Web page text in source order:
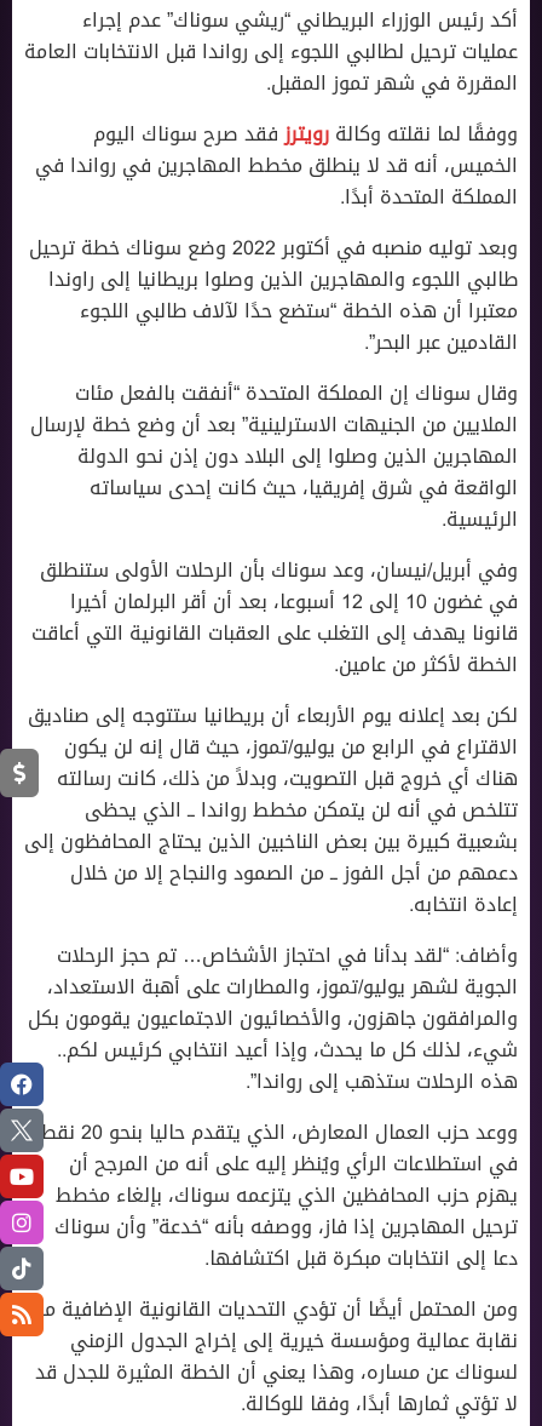
أكد رئيس الوزراء البريطاني “ريشي سوناك” عدم إجراء
عمليات ترحيل لطالبي اللجوء إلى رواندا قبل الانتخابات العامة
المقررة في شهر تموز المقبل.
ووفقًا لما نقلته وكالةرويترزفقد صرح سوناك اليوم
الخميس، أنه قد لا ينطلق مخطط المهاجرين في رواندا في
المملكة المتحدة أبدًا.
وبعد توليه منصبه في أكتوبر 2022 وضع سوناك خطة ترحيل
طالبي اللجوء والمهاجرين الذين وصلوا بريطانيا إلى راوندا
معتبرا أن هذه الخطة “ستضع حدًا لآلاف طالبي اللجوء
القادمين عبر البحر”.
وقال سوناك إن المملكة المتحدة “أنفقت بالفعل مئات
الملايين من الجنيهات الاسترلينية” بعد أن وضع خطة لإرسال
المهاجرين الذين وصلوا إلى البلاد دون إذن نحو الدولة
الواقعة في شرق إفريقيا، حيث كانت إحدى سياساته
الرئيسية.
وفي أبريل/نيسان، وعد سوناك بأن الرحلات الأولى ستنطلق
في غضون 10 إلى 12 أسبوعا، بعد أن أقر البرلمان أخيرا
قانونا يهدف إلى التغلب على العقبات القانونية التي أعاقت
الخطة لأكثر من عامين.
لكن بعد إعلانه يوم الأربعاء أن بريطانيا ستتوجه إلى صناديق
الاقتراع في الرابع من يوليو/تموز، حيث قال إنه لن يكون
هناك أي خروج قبل التصويت، وبدلاً من ذلك، كانت رسالته
تتلخص في أنه لن يتمكن مخطط رواندا ــ الذي يحظى
بشعبية كبيرة بين بعض الناخبين الذين يحتاج المحافظون إلى
دعمهم من أجل الفوز ــ من الصمود والنجاح إلا من خلال
إعادة انتخابه.
وأضاف: “لقد بدأنا في احتجاز الأشخاص… تم حجز الرحلات
الجوية لشهر يوليو/تموز، والمطارات على أهبة الاستعداد،
والمرافقون جاهزون، والأخصائيون الاجتماعيون يقومون بكل
شيء، لذلك كل ما يحدث، وإذا أعيد انتخابي كرئيس لكم..
هذه الرحلات ستذهب إلى رواندا”.
ووعد حزب العمال المعارض، الذي يتقدم حاليا بنحو 20 نقطة
في استطلاعات الرأي ويُنظر إليه على أنه من المرجح أن
يهزم حزب المحافظين الذي يتزعمه سوناك، بإلغاء مخطط
ترحيل المهاجرين إذا فاز، ووصفه بأنه “خدعة” وأن سوناك
دعا إلى انتخابات مبكرة قبل اكتشافها.
ومن المحتمل أيضًا أن تؤدي التحديات القانونية الإضافية من
نقابة عمالية ومؤسسة خيرية إلى إخراج الجدول الزمني
لسوناك عن مساره، وهذا يعني أن الخطة المثيرة للجدل قد
لا تؤتي ثمارها أبدًا، وفقا للوكالة.